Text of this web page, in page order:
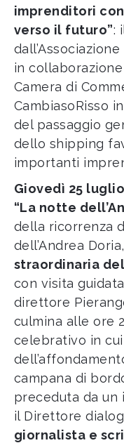
imprenditori
verso il futuro”:
in
Camera di
CambiasoRisso
del passaggio
dello shipping
importanti
Giovedì 25
“La notte
della ricorrenza
dell’Andrea
straordinaria
con visita
direttore
culmina alle ore
celebrativo in
campana di
preceduta da un
il Direttore
giornalista e